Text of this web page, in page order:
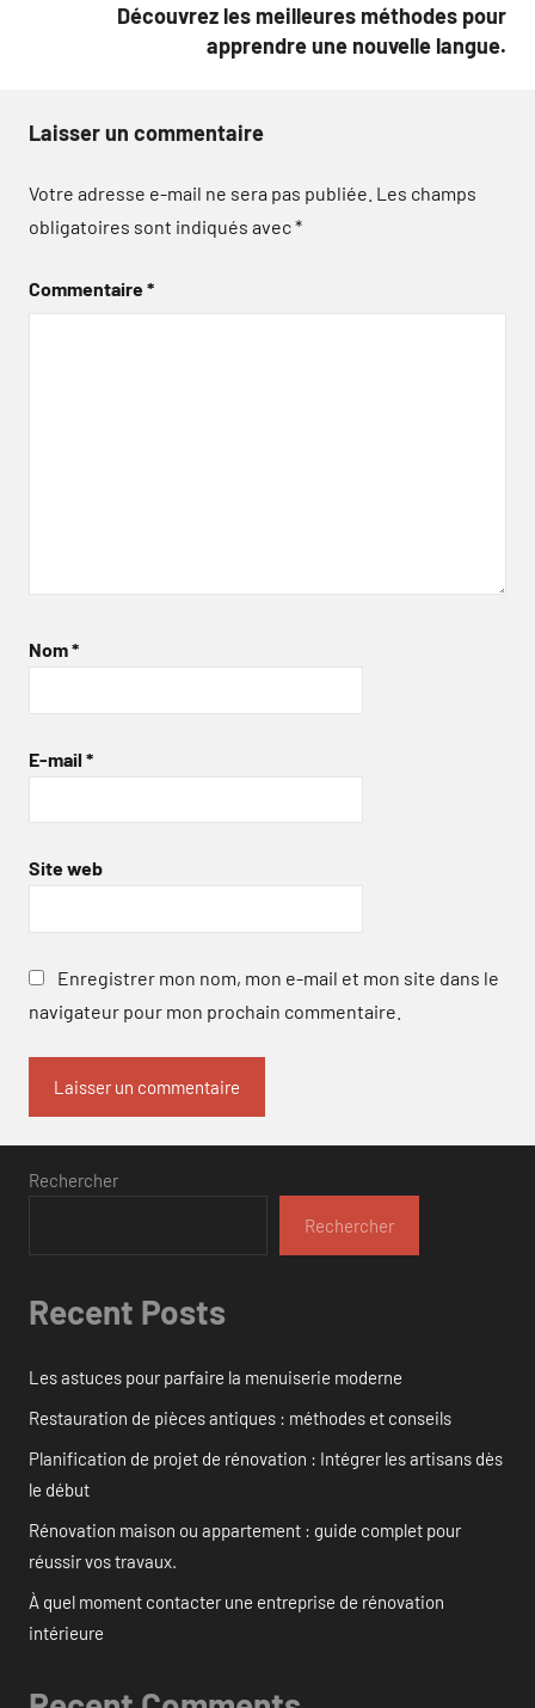
Découvrez les meilleures méthodes pour
apprendre une nouvelle langue.
Laisser un commentaire
Votre adresse e-mail ne sera pas publiée. Les champs
obligatoires sont indiqués avec*
Commentaire*
Nom*
E-mail *
Site web
Enregistrer mon nom, mon e-mail et mon site dans le
navigateur pour mon prochain commentaire.
Rechercher
Rechercher
Recent Posts
Les astuces pour parfaire la menuiserie moderne
Restauration de pièces antiques : méthodes et conseils
Planification de projet de rénovation : Intégrer les artisans dès
le début
Rénovation maison ou appartement : guide complet pour
réussir vos travaux.
À quel moment contacter une entreprise de rénovation
intérieure